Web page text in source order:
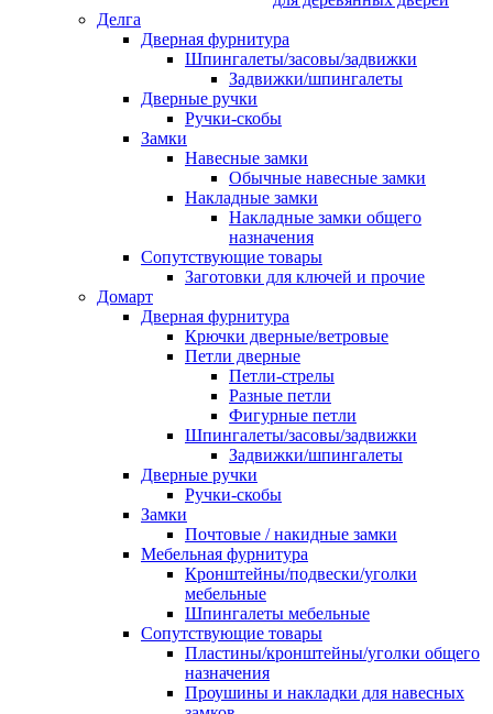
Делга
Дверная фурнитура
Шпингалеты/засовы/задвижки
Задвижки/шпингалеты
Дверные ручки
Ручки-скобы
Замки
Навесные замки
Обычные навесные замки
Накладные замки
Накладные замки общего
назначения
Сопутствующие товары
Заготовки для ключей и прочие
Домарт
Дверная фурнитура
Крючки дверные/ветровые
Петли дверные
Петли-стрелы
Разные петли
Фигурные петли
Шпингалеты/засовы/задвижки
Задвижки/шпингалеты
Дверные ручки
Ручки-скобы
Замки
Почтовые / накидные замки
Мебельная фурнитура
Кронштейны/подвески/уголки
мебельные
Шпингалеты мебельные
Сопутствующие товары
Пластины/кронштейны/уголки общего
назначения
Проушины и накладки для навесных